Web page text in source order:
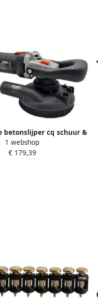
betonslijper cq schuur &
| 125mm | 1400Watt |
verende stofkap excl.
1 webshop
€ 179,39